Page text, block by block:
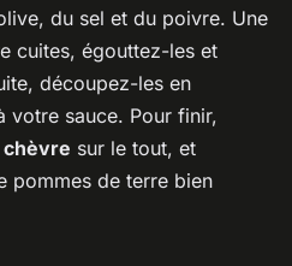
du sel et du poivre. Une
cuites, égouttez-les et
découpez-les en
votre sauce. Pour finir,
sur le tout, et
pommes de terre bien